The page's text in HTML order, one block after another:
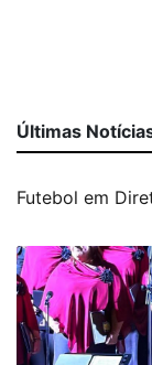
Últimas
Futebol em